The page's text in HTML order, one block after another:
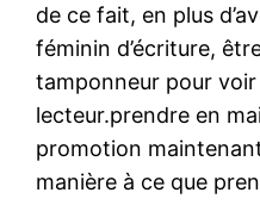
de ce fait, en plus
féminin d’écriture,
tamponneur pour voir
lecteur.prendre en
promotion
manière à ce que